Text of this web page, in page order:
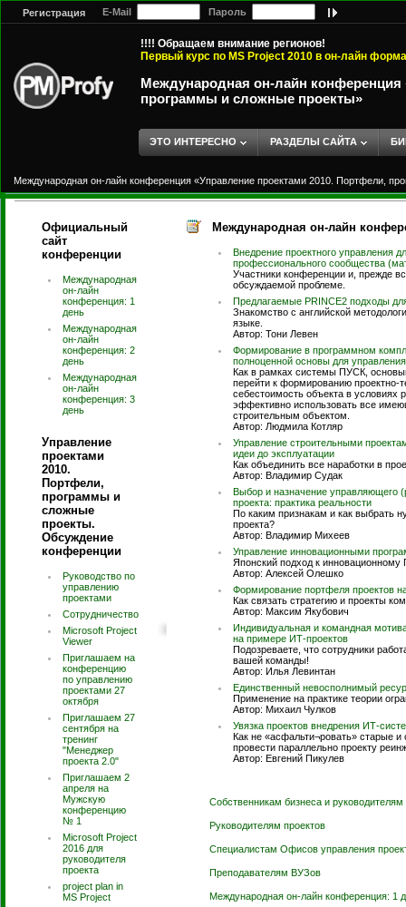
Регистрация E-Mail Пароль
!!!! Обращаем внимание регионов!
Первый курс по MS Project 2010 в он-лайн
Международная он-лайн конференция
программы и сложные проекты»
ЭТО ИНТЕРЕСНО РАЗДЕЛЫ САЙТА
Международная он-лайн конференция «Управление проектами 2010. Портфели,
Официальный
сайт
конференции
Международная
он-лайн
конференция: 1
день
Международная
он-лайн
конференция: 2
день
Международная
он-лайн
конференция: 3
день
Управление
проектами
2010.
Портфели,
программы и
сложные
проекты.
Обсуждение
конференции
Руководство по
управлению
проектами
Сотрудничество
Microsoft Project
Viewer
Приглашаем на
конференцию
по управлению
проектами 27
октября
Приглашаем 27
сентября на
тренинг
"Менеджер
проекта 2.0"
Приглашаем 2
апреля на
Мужскую
конференцию
№ 1
Microsoft Project
2016 для
руководителя
проекта
project plan in
MS Project
Международная он-лайн
Внедрение проектного управления
профессионального сообщества
Участники конференции и, прежде
обсуждаемой проблеме.
Предлагаемые PRINCE2 подходы
Знакомство с английской
языке.
Автор: Тони Левен
Формирование в программном
полноценной основы для
Как в рамках системы ПУСК,
перейти к формированию проектно-
себестоимость объекта в условиях
эффективно использовать все
строительным объектом.
Автор: Людмила Котляр
Управление строительными
идеи до эксплуатации
Как объединить все наработки в
Автор: Владимир Судак
Выбор и назначение управляющего
проекта: практика реальности
По каким признакам и как выбрать
проекта?
Автор: Владимир Михеев
Управление инновационными
Японский подход к
Автор: Алексей Олешко
Формирование портфеля проектов
Как связать стратегию и проекты
Автор: Максим Якубович
Индивидуальная и командная
на примере ИТ-проектов
Подозреваете, что сотрудники
вашей команды!
Автор: Илья Левинтан
Единственный невосполнимый
Применение на практике теории
Автор: Михаил Чулков
Увязка проектов внедрения ИТ-
Как не «асфальти¬ровать» старые
провести параллельно проекту
Автор: Евгений Пикулев
Собственникам бизнеса и руководителям
Руководителям проектов
Специалистам Офисов управления
Преподавателям ВУЗов
Международная он-лайн конференция: 1